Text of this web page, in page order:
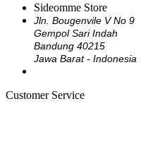
Sideomme Store
Jln. Bougenvile V No 9
Gempol Sari Indah
Bandung 40215
Jawa Barat - Indonesia
Customer Service